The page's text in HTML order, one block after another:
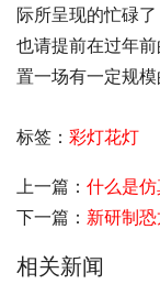
际所呈现的忙碌
也请提前在过年
置一场有一定规模
标签： 彩灯花灯
上一篇： 什么是
下一篇： 新研制
相关新闻